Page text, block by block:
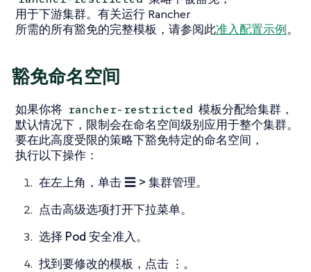
用于下游集群。有关运行 Rancher
所需的所有豁免的完整模板，请参阅此准入配置示例。
豁免命名空间
如果你将 rancher-restricted 模板分配给集群，
默认情况下，限制会在命名空间级别应用于整个集群。
要在此高度受限的策略下豁免特定的命名空间，
执行以下操作：
在左上角，单击 ☰ > 集群管理。
点击高级选项打开下拉菜单。
选择 Pod 安全准入。
找到要修改的模板，点击 ⋮ 。